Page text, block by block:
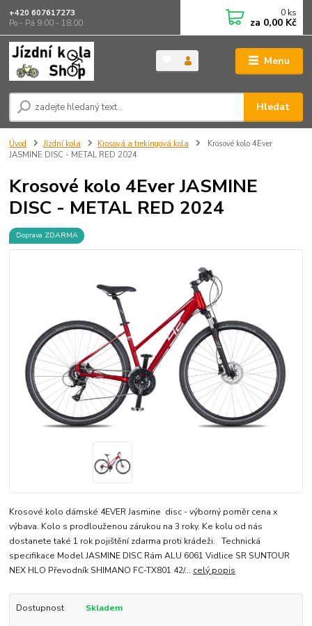
Menu
Hledat
+420 607617273
Po - Pá 9.00 - 18.00
0 ks
za 0,00 Kč
Úvod Jízdní kola Krosová a trekingová kola
Krosové kolo 4Ever
JASMINE DISC - METAL RED 2024
Krosové kolo 4Ever JASMINE
DISC - METAL RED 2024
Doprava ZDARMA
Krosové kolo dámské 4EVER Jasmine disc - výborný poměr cena x
výbava. Kolo s prodlouženou zárukou na 3 roky. Ke kolu od nás
dostanete také 1 rok pojištění zdarma proti krádeži. Technická
specifikace Model JASMINE DISC Rám ALU 6061 Vidlice SR SUNTOUR
NEX HLO Převodník SHIMANO FC-TX801 42/... celý popis
Dostupnost Skladem